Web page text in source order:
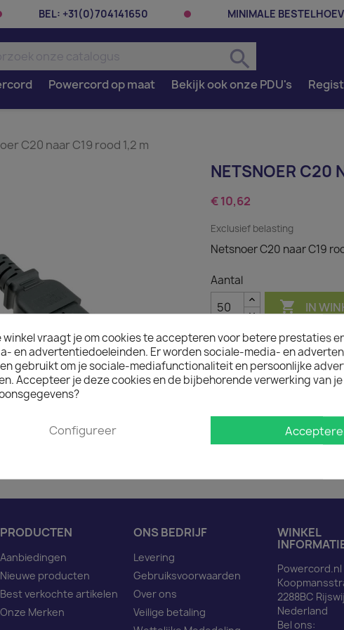
BEL: +31(0)704141650 MINIMALE
search
Powercord op maat Bekijk ook onze PDU's
C20 naar C19 rood 1,2 m
NETSNOER C20
€ 10,62
Exclusief belasting
Netsnoer C20 naar C19
Aantal
 IN
Op voorraad : 1
Minimale afname van het
Netsnoer C20 naar
PRODUCTEN
Aanbiedingen
Nieuwe producten
Best verkochte artikelen
Onze Merken
ONS BEDRIJF
Levering
Gebruiksvoorwaarden
Over ons
Veilige betaling
WINKEL
Powercord.nl
2288BC
Nederland
Bel ons:
winkel vraagt je om cookies te accepteren voor betere prestaties
en advertentiedoeleinden. Er worden sociale-media- en
gebruikt om je sociale-mediafunctionaliteit en persoonlijke
Accepteer je deze cookies en de bijbehorende verwerking van je
Configureer